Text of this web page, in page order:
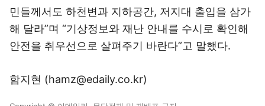
민들께서도 하천변과 지하공간, 저지대 출입을 삼가
해 달라”며 “기상정보와 재난 안내를 수시로 확인해
안전을 취우선으로 살펴주기 바란다”고 말했다.
함지현 (hamz@edaily.co.kr)